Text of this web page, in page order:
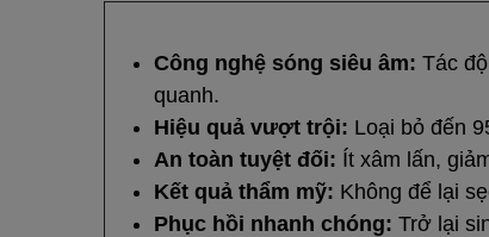
Công nghệ sóng siêu âm: Tác
quanh.
Hiệu quả vượt trội: Loại bỏ đến
An toàn tuyệt đối: Ít xâm lấn,
Kết quả thẩm mỹ: Không để lại
Phục hồi nhanh chóng: Trở lại